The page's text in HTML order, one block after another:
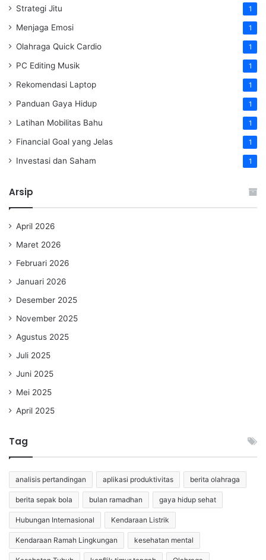
Strategi Jitu 1
Menjaga Emosi 1
Olahraga Quick Cardio 1
PC Editing Musik 1
Rekomendasi Laptop 1
Panduan Gaya Hidup 1
Latihan Mobilitas Bahu 1
Financial Goal yang Jelas 1
Investasi dan Saham 1
Arsip
April 2026
Maret 2026
Februari 2026
Januari 2026
Desember 2025
November 2025
Agustus 2025
Juli 2025
Juni 2025
Mei 2025
April 2025
Tag
analisis pertandingan aplikasi produktivitas berita olahraga
berita sepak bola bulan ramadhan gaya hidup sehat
Hubungan Internasional Kendaraan Listrik
Kendaraan Ramah Lingkungan kesehatan mental